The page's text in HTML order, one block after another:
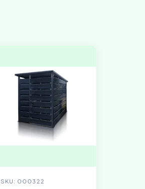
SKU: 000322